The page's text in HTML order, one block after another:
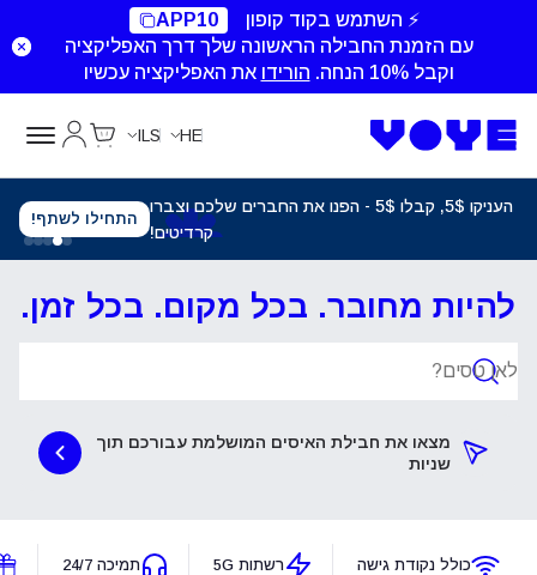
⚡ השתמש בקוד קופון
APP10
עם הזמנת החבילה הראשונה שלך דרך האפליקציה
וקבל 10% הנחה.
הורידו את האפליקציה עכשיו
HE
ILS
העניקו 5$, קבלו 5$ - הפנו את החברים שלכם וצברו
קרדיטים!
התחילו לשתף!
להיות מחובר. בכל מקום. בכל זמן.
חפש חבילות
מצאו את חבילת האיסים המושלמת עבורכם תוך
שניות
כולל נקודת גישה רשתות 5G תמיכה 24/7